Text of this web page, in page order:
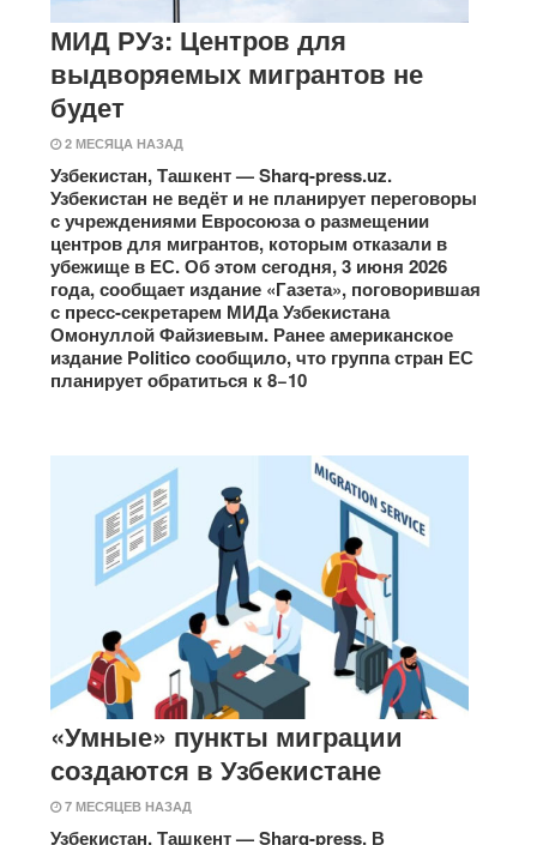
МИД РУз: Центров для
выдворяемых мигрантов не
будет
2 МЕСЯЦА НАЗАД
Узбекистан, Ташкент — Sharq-press.uz.
Узбекистан не ведёт и не планирует переговоры
с учреждениями Евросоюза о размещении
центров для мигрантов, которым отказали в
убежище в ЕС. Об этом сегодня, 3 июня 2026
года, сообщает издание «Газета», поговорившая
с пресс-секретарем МИДа Узбекистана
Омонуллой Файзиевым. Ранее американское
издание Politico сообщило, что группа стран ЕС
планирует обратиться к 8−10
«Умные» пункты миграции
создаются в Узбекистане
7 МЕСЯЦЕВ НАЗАД
Узбекистан, Ташкент — Sharq-press. В